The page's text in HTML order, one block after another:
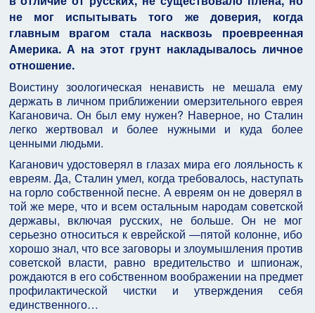
не мог испытывать того же доверия, когда
главным врагом стала насквозь проевреенная
Америка. А на этот грунт накладывалось личное
отношение.
Воистину зоологическая ненависть не мешала ему
держать в личном приближении омерзительного еврея
Кагановича. Он был ему нужен? Наверное, но Сталин
легко жертвовал и более нужными и куда более
ценными людьми.
Каганович удостоверял в глазах мира его лояльность к
евреям. Да, Сталин умел, когда требовалось, наступать
на горло собственной песне. А евреям он не доверял в
той же мере, что и всем остальным народам советской
державы, включая русских, не больше. Он не мог
серьезно относиться к еврейской ―пятой колонне, ибо
хорошо знал, что все заговоры и злоумышления против
советской власти, равно вредительство и шпионаж,
рождаются в его собственном воображении на предмет
профилактической чистки и утверждения себя
единственного…